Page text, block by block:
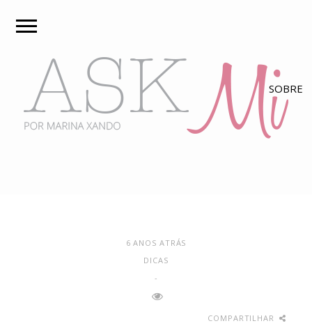
6 ANOS ATRÁS
DICAS
-
COMPARTILHAR